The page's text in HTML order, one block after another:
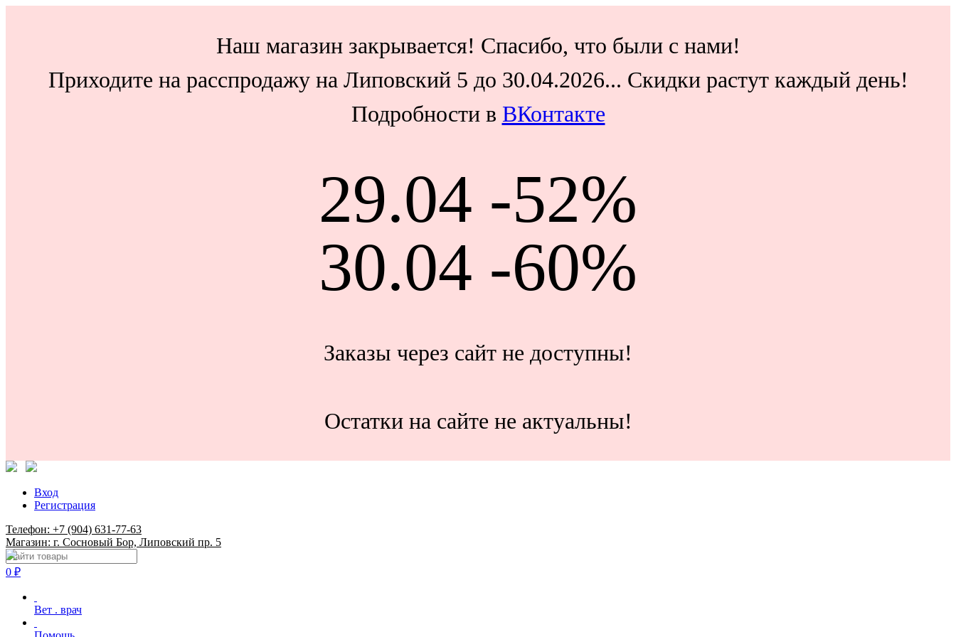
Наш магазин закрывается! Спасибо, что были с нами!
Приходите на расспродажу на Липовский 5 до 30.04.2026... Скидки растут каждый день!
Подробности в ВКонтакте
29.04 -52%
30.04 -60%
Заказы через сайт не доступны!
Остатки на сайте не актуальны!
Вход
Регистрация
Телефон: +7 (904) 631-77-63
Магазин: г. Сосновый Бор, Липовский пр. 5
0 ₽
Вет . врач